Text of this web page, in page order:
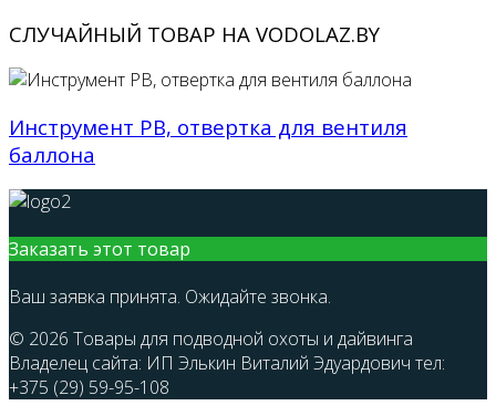
СЛУЧАЙНЫЙ ТОВАР НА VODOLAZ.BY
Инструмент PB, отвертка для вентиля
баллона
Заказать этот товар
Ваш заявка принята. Ожидайте звонка.
© 2026 Товары для подводной охоты и дайвинга
Владелец сайта: ИП Элькин Виталий Эдуардович тел:
+375 (29) 59-95-108